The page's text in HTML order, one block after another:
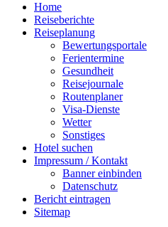
Home
Reiseberichte
Reiseplanung
Bewertungsportale
Ferientermine
Gesundheit
Reisejournale
Routenplaner
Visa-Dienste
Wetter
Sonstiges
Hotel suchen
Impressum / Kontakt
Banner einbinden
Datenschutz
Bericht eintragen
Sitemap